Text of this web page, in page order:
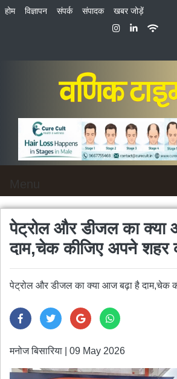
होम विज्ञापन संपर्क संपादक खबर जोड़ें
पेट्रोल और डीजल का क्या
दाम,चेक कीजिए अपने शहर
पेट्रोल और डीजल का क्या आज बढ़ा है दाम,चेक
मनोज बिसारिया 09 May 2026